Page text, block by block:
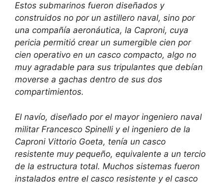
Estos submarinos fueron diseñados y
construidos no por un astillero naval, sino por
una compañía aeronáutica, la Caproni, cuya
pericia permitió crear un sumergible cien por
cien operativo en un casco compacto, algo no
muy agradable para sus tripulantes que debían
moverse a gachas dentro de sus dos
compartimientos.
El navío, diseñado por el mayor ingeniero naval
militar Francesco Spinelli y el ingeniero de la
Caproni Vittorio Goeta, tenía un casco
resistente muy pequeño, equivalente a un tercio
de la estructura total. Muchos sistemas fueron
instalados entre el casco resistente y el casco